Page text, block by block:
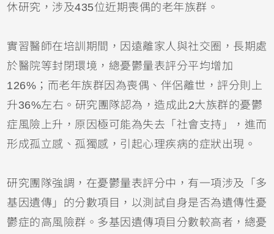
休研究，涉及435位近期喪偶的老年族群。
實習醫師在培訓期間，因遠離家人與社交圈，長期處
於醫院等封閉環境，總憂鬱量表評分平均增加
126%；而老年族群因為喪偶、伴侶離世，評分則上
升36%左右。研究團隊認為，造成此2大族群的憂鬱
症風險上升，原因極可能為失去「社會支持」，進而
形成孤立感、孤獨感，引起心理疾病的症狀出現。
研究團隊強調，在憂鬱量表評分中，有一項涉及「多
基因遺傳」的分數項目，以測試自身是否為遺傳性憂
鬱症的高風險群。多基因遺傳項目分數較高者，總憂